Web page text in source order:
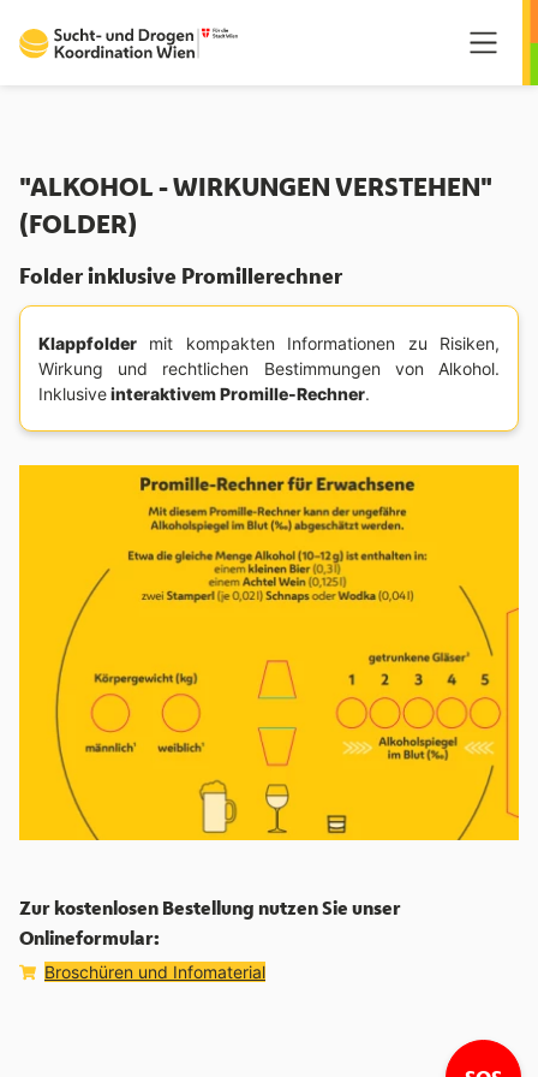
"ALKOHOL - WIRKUNGEN VERSTEHEN"
(FOLDER)
Folder inklusive Promillerechner
Klappfolder mit kompakten Informationen zu Risiken,
Wirkung und rechtlichen Bestimmungen von Alkohol.
Inklusiveinteraktivem Promille-Rechner.
Zur kostenlosen Bestellung nutzen Sie unser
Onlineformular:
Shop:
Broschüren und Infomaterial